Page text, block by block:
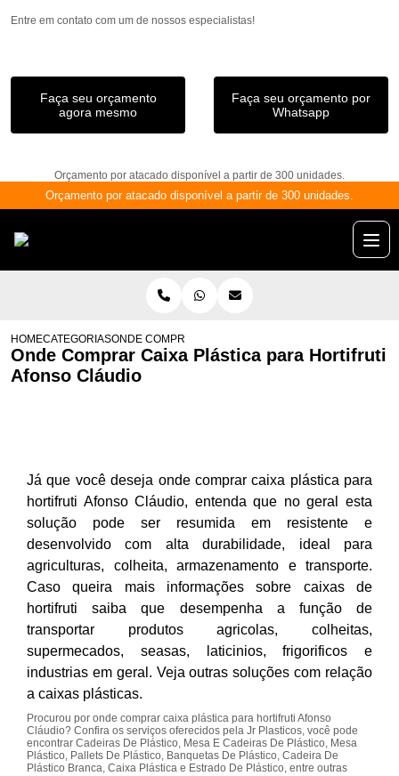
Entre em contato com um de nossos especialistas!
Faça seu orçamento
agora mesmo
Faça seu orçamento por
Whatsapp
Orçamento por atacado disponível a partir de 300 unidades.
Orçamento por atacado disponível a partir de 300 unidades.
HOMECATEGORIASONDE COMPRAR CAIXA PLÁSTICA PARA HORTIFRUTI
Onde Comprar Caixa Plástica para Hortifruti
Afonso Cláudio
Já que você deseja onde comprar caixa plástica para
hortifruti Afonso Cláudio, entenda que no geral esta
solução pode ser resumida em resistente e
desenvolvido com alta durabilidade, ideal para
agriculturas, colheita, armazenamento e transporte.
Caso queira mais informações sobre caixas de
hortifruti saiba que desempenha a função de
transportar produtos agricolas, colheitas,
supermecados, seasas, laticinios, frigorificos e
industrias em geral. Veja outras soluções com relação
a caixas plásticas.
Procurou por onde comprar caixa plástica para hortifruti Afonso
Cláudio? Confira os serviços oferecidos pela Jr Plasticos, você pode
encontrar Cadeiras De Plástico, Mesa E Cadeiras De Plástico, Mesa
Plástico, Pallets De Plástico, Banquetas De Plástico, Cadeira De
Plástico Branca, Caixa Plástica e Estrado De Plástico, entre outras